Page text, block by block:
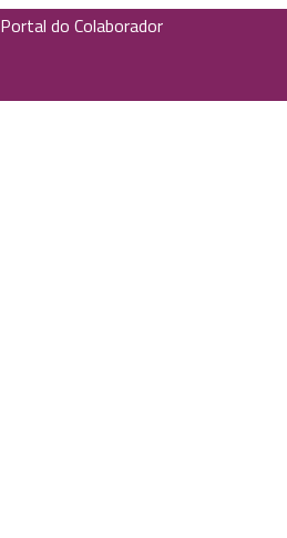
Portal do Colaborador